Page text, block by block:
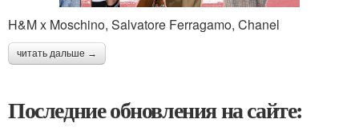
H&M x Moschino, Salvatore Ferragamo, Chanel
читать дальше →
Последние обновления на сайте: